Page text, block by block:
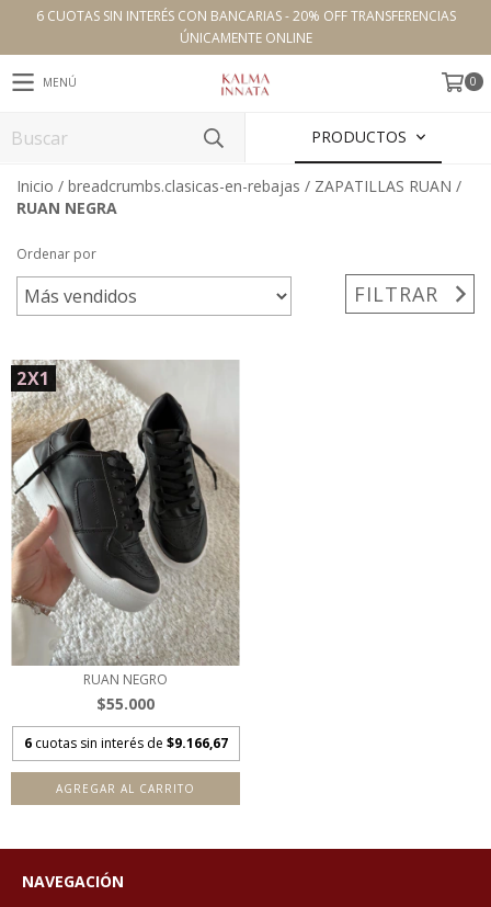
6 CUOTAS SIN INTERÉS CON BANCARIAS - 20% OFF TRANSFERENCIAS
ÚNICAMENTE ONLINE
MENÚ 0
PRODUCTOS
Inicio / breadcrumbs.clasicas-en-rebajas / ZAPATILLAS RUAN /
RUAN NEGRA
Ordenar por
FILTRAR
2X1
RUAN NEGRO
$55.000
6 cuotas sin interés de $9.166,67
AGREGAR AL CARRITO
NAVEGACIÓN